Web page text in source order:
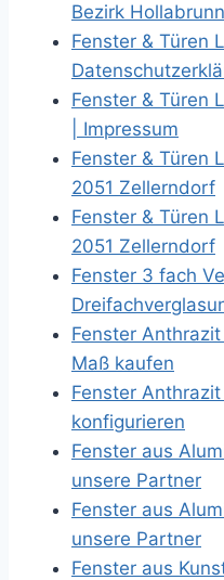
Bezirk Hollabrunn
Fenster & Türen
Fenster & Türen
| Impressum
Fenster & Türen
2051 Zellerndorf
Fenster & Türen
2051 Zellerndorf
Fenster 3 fach
Fenster
Maß kaufen
Fenster
konfigurieren
Fenster aus
unsere Partner
Fenster aus
unsere Partner
Fenster aus